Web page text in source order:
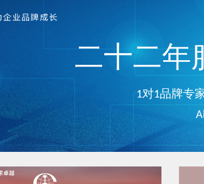
二十二年
1对1品牌专